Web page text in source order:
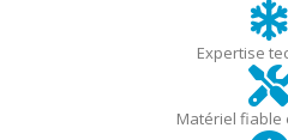
Expertise
Matériel fiable